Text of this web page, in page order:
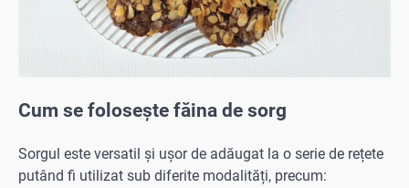
Cum se folosește făina de sorg
Sorgul este versatil și ușor de adăugat la o serie de rețete
putând fi utilizat sub diferite modalități, precum: